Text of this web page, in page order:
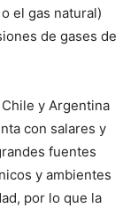
el gas natural)
de gases de
y Argentina
con salares y
fuentes
y ambientes
por lo que la